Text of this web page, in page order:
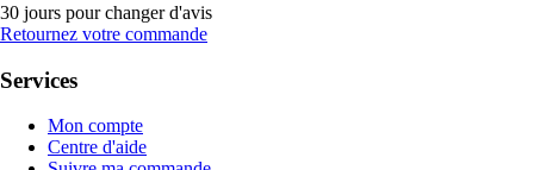
30 jours pour changer d'avis
Retournez votre commande
Services
Mon compte
Centre d'aide